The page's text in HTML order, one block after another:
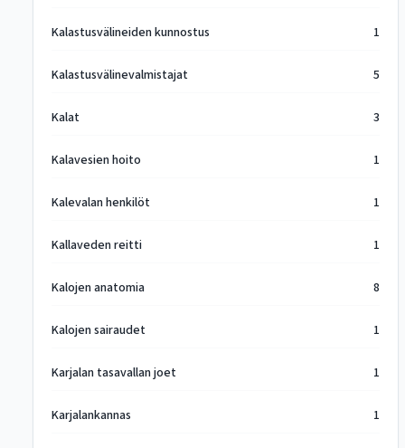
Kalastusvälineiden kunnostus 1
Kalastusvälinevalmistajat 5
Kalat 3
Kalavesien hoito 1
Kalevalan henkilöt 1
Kallaveden reitti 1
Kalojen anatomia 8
Kalojen sairaudet 1
Karjalan tasavallan joet 1
Karjalankannas 1